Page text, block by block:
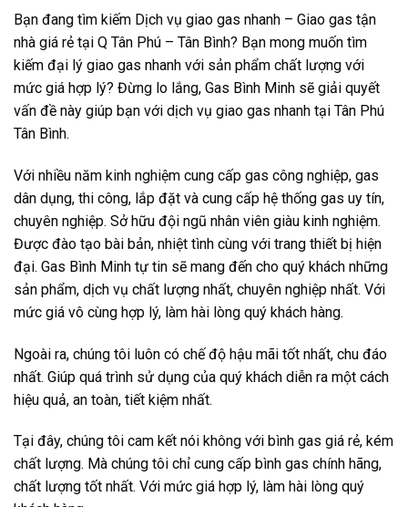
Bạn đang tìm kiếm Dịch vụ giao gas nhanh – Giao gas tận
nhà giá rẻ tại Q Tân Phú – Tân Bình? Bạn mong muốn tìm
kiếm đại lý giao gas nhanh với sản phẩm chất lượng với
mức giá hợp lý? Đừng lo lắng, Gas Bình Minh sẽ giải quyết
vấn đề này giúp bạn với dịch vụ giao gas nhanh tại Tân Phú
Tân Bình.
Với nhiều năm kinh nghiệm cung cấp gas công nghiệp, gas
dân dụng, thi công, lắp đặt và cung cấp hệ thống gas uy tín,
chuyên nghiệp. Sở hữu đội ngũ nhân viên giàu kinh nghiệm.
Được đào tạo bài bản, nhiệt tình cùng với trang thiết bị hiện
đại. Gas Bình Minh tự tin sẽ mang đến cho quý khách những
sản phẩm, dịch vụ chất lượng nhất, chuyên nghiệp nhất. Với
mức giá vô cùng hợp lý, làm hài lòng quý khách hàng.
Ngoài ra, chúng tôi luôn có chế độ hậu mãi tốt nhất, chu đáo
nhất. Giúp quá trình sử dụng của quý khách diễn ra một cách
hiệu quả, an toàn, tiết kiệm nhất.
Tại đây, chúng tôi cam kết nói không với bình gas giá rẻ, kém
chất lượng. Mà chúng tôi chỉ cung cấp bình gas chính hãng,
chất lượng tốt nhất. Với mức giá hợp lý, làm hài lòng quý